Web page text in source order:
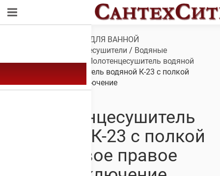
САНТЕХНИКА ДЛЯ ВАННОЙ
Полотенцесушители / Водяные
полотенцесушители/ Полотенцесушитель водяной
/ Полотенцесушитель водяной К-23 с полкой
боковое правое подключение
Полотенцесушитель
водяной К-23 с полкой
боковое правое